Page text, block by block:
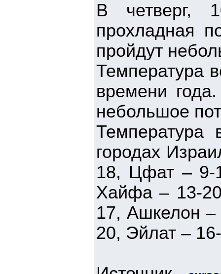
В четверг,
прохладная
пройдут
Температура
времени
небольшое
Температура
городах
18, Цфат – 9-
Хайфа – 13-
17, Ашкелон
20, Эйлат –